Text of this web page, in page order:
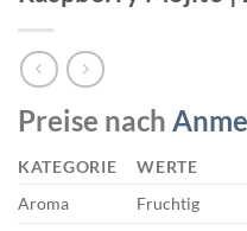
Preise nach
KATEGORIE
WERTE
Aroma
Fruchtig